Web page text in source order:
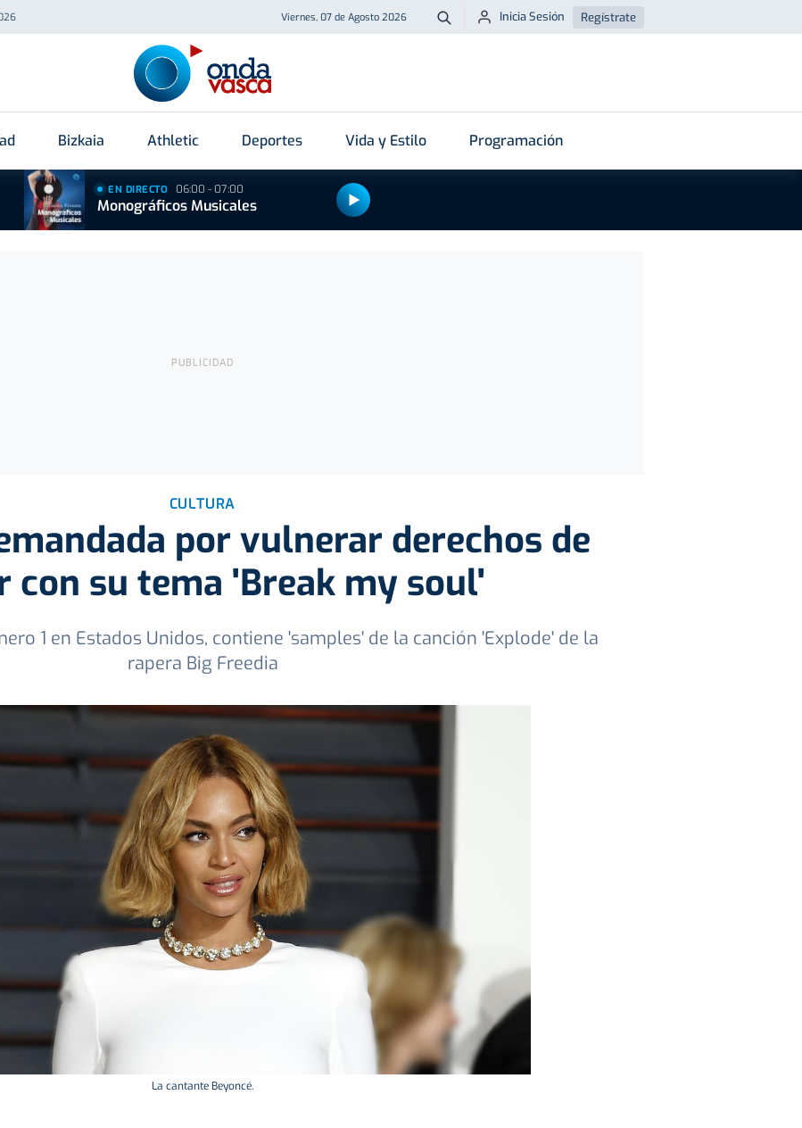
Viernes, 07 de Agosto 2026 Buscar
Inicia Sesión Regístrate
Bizkaia Athletic Deportes Vida y Estilo Programación
EN DIRECTO 06:00 - 07:00
Monográficos Musicales
CULTURA
por vulnerar derechos de
con su tema 'Break my soul'
1 en Estados Unidos, contiene 'samples' de la canción 'Explode' de la
rapera Big Freedia
La cantante Beyoncé.